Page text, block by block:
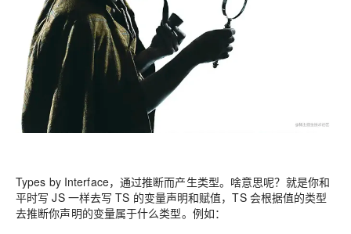
Types by Interface，通过推断而产生类型。啥意思呢？就是你和
平时写 JS 一样去写 TS 的变量声明和赋值，TS 会根据值的类型
去推断你声明的变量属于什么类型。例如：